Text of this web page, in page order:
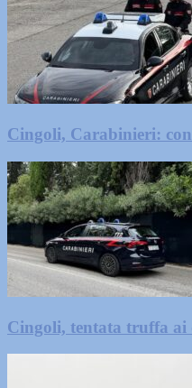
Cingoli, Carabinieri:
Cingoli, tentata truffa ai